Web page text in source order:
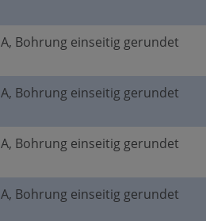
A, Bohrung einseitig gerundet
A, Bohrung einseitig gerundet
A, Bohrung einseitig gerundet
A, Bohrung einseitig gerundet